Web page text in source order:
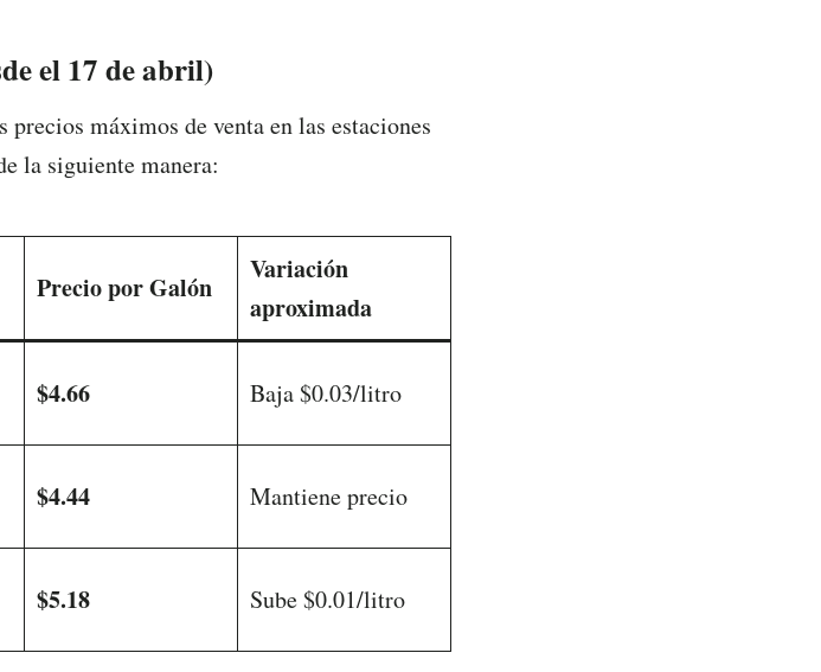
el 17 de abril)
máximos de venta en las estaciones
la siguiente manera:
Precio por Galón
Variación
aproximada
$4.66 Baja $0.03/litro
$4.44 Mantiene precio
$5.18 Sube $0.01/litro